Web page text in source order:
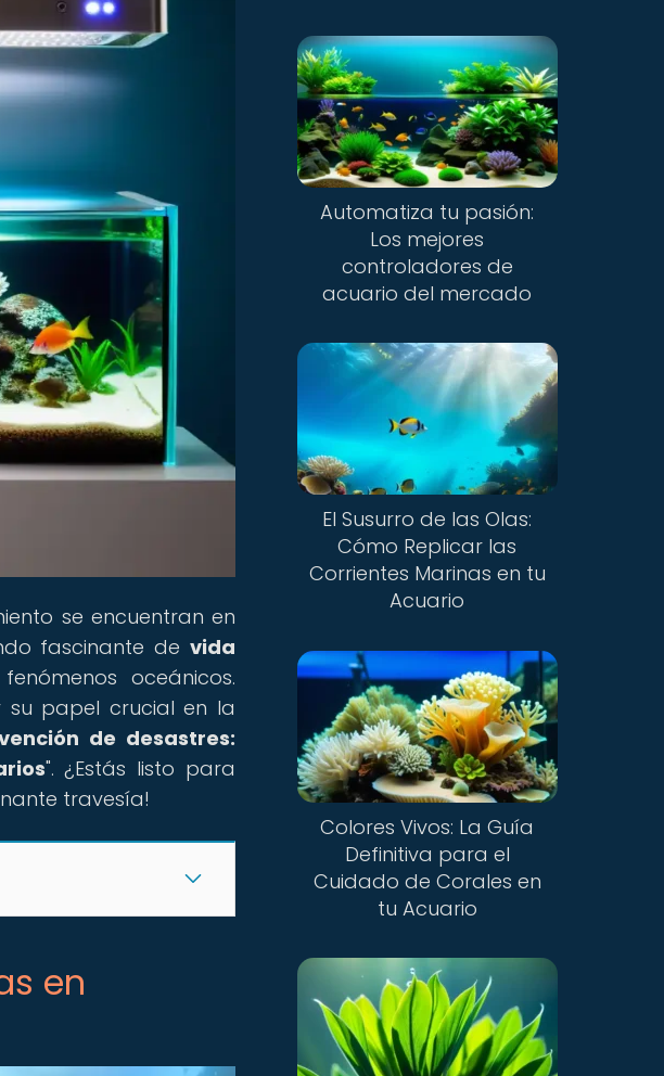
se encuentran en
fascinante de vida
oceánicos.
papel crucial en la
de desastres:
". ¿Estás listo para
travesía!
en
Automatiza tu pasión:
Los mejores
controladores de
acuario del mercado
El Susurro de las Olas:
Cómo Replicar las
Corrientes Marinas en tu
Acuario
Colores Vivos: La Guía
Definitiva para el
Cuidado de Corales en
tu Acuario